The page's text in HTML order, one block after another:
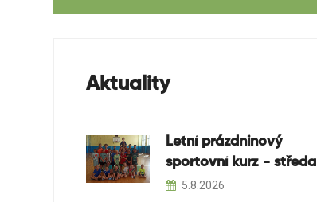
Aktuality
Letní prázdninový
sportovní kurz - středa
5.8.2026